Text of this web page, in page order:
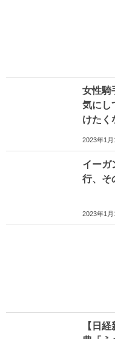
女性騎
気にし
けたく
2023年1
イー
行、そ
2023年1
【日